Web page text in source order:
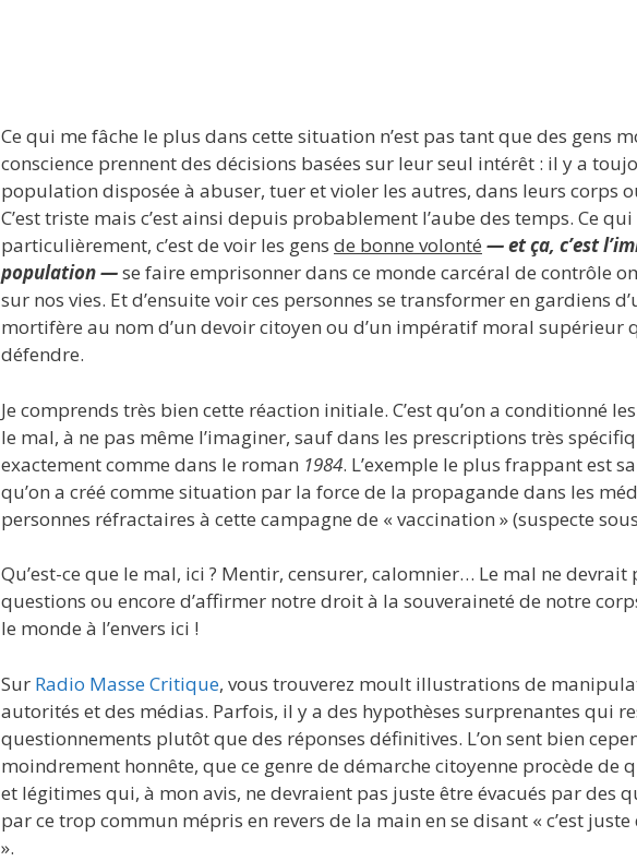
Ce qui me fâche le plus dans cette situation n’est pas tant que des gens
conscience prennent des décisions basées sur leur seul intérêt : il y a
population disposée à abuser, tuer et violer les autres, dans leurs corps
C’est triste mais c’est ainsi depuis probablement l’aube des temps. Ce
particulièrement, c’est de voir les gens de bonne volonté — et ça, c’est
population —se faire emprisonner dans ce monde carcéral de contrôle
sur nos vies. Et d’ensuite voir ces personnes se transformer en gardiens
mortifère au nom d’un devoir citoyen ou d’un impératif moral supérieur
défendre.
Je comprends très bien cette réaction initiale. C’est qu’on a conditionné
le mal, à ne pas même l’imaginer, sauf dans les prescriptions très
exactement comme dans le roman 1984. L’exemple le plus frappant est
qu’on a créé comme situation par la force de la propagande dans les
personnes réfractaires à cette campagne de « vaccination » (suspecte
Qu’est-ce que le mal, ici ? Mentir, censurer, calomnier… Le mal ne devrait
questions ou encore d’affirmer notre droit à la souveraineté de notre
le monde à l’envers ici !
Sur Radio Masse Critique, vous trouverez moult illustrations de
autorités et des médias. Parfois, il y a des hypothèses surprenantes qui
questionnements plutôt que des réponses définitives. L’on sent bien
moindrement honnête, que ce genre de démarche citoyenne procède de
et légitimes qui, à mon avis, ne devraient pas juste être évacués par des
par ce trop commun mépris en revers de la main en se disant « c’est
».